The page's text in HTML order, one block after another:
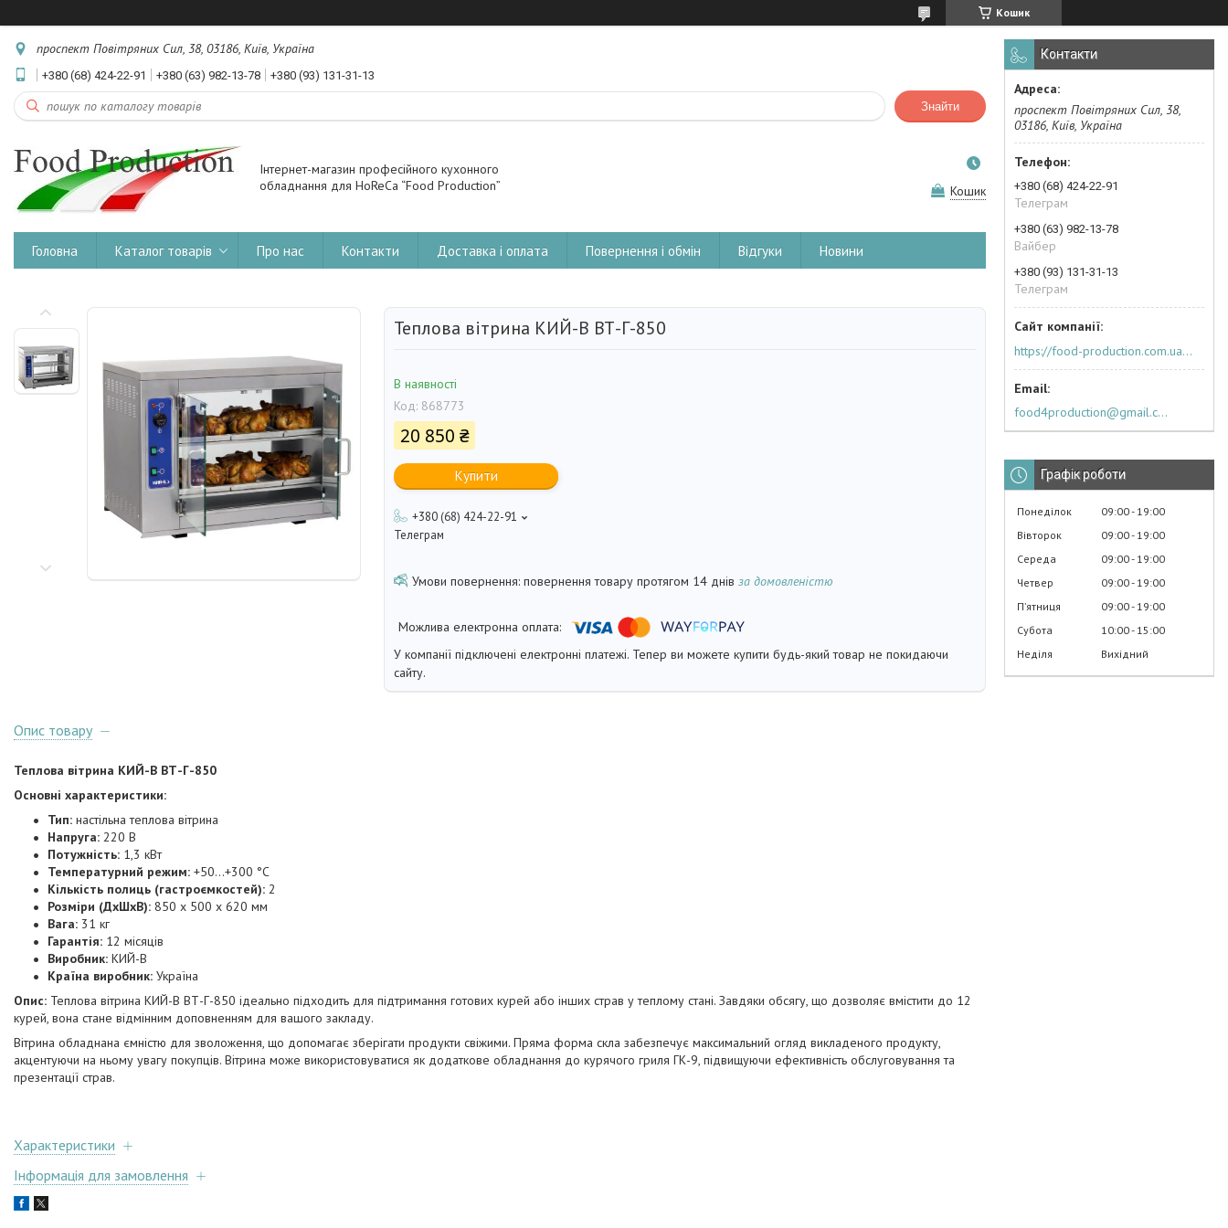
Кошик
проспект Повітряних Сил, 38, 03186, Київ, Україна
+380 (68) 424-22-91 +380 (63) 982-13-78 +380 (93) 131-31-13
Знайти
Інтернет-магазин професійного кухонного
обладнання для HoReCa “Food Production”
Кошик
Головна Каталог товарів Про нас Контакти Доставка і оплата Повернення і обмін Відгуки Новини
Теплова вітрина КИЙ-В ВТ-Г-850
В наявності
Код: 868773
20 850 ₴
Купити
+380 (68) 424-22-91
Телеграм
повернення товару протягом 14 днів за домовленістю
У компанії підключені електронні платежі. Тепер ви можете купити будь-який товар не покидаючи
сайту.
Опис товару
Теплова вітрина КИЙ-В ВТ-Г-850
Основні характеристики:
Тип: настільна теплова вітрина
Напруга: 220 В
Потужність: 1,3 кВт
Температурний режим: +50…+300 °C
Кількість полиць (гастроємкостей): 2
Розміри (ДхШхВ): 850 x 500 x 620 мм
Вага: 31 кг
Гарантія: 12 місяців
Виробник: КИЙ-В
Країна виробник: Україна
Опис: Теплова вітрина КИЙ-В ВТ-Г-850 ідеально підходить для підтримання готових курей або інших страв у теплому стані. Завдяки обсягу, що дозволяє вмістити до 12
курей, вона стане відмінним доповненням для вашого закладу.
Вітрина обладнана ємністю для зволоження, що допомагає зберігати продукти свіжими. Пряма форма скла забезпечує максимальний огляд викладеного продукту,
акцентуючи на ньому увагу покупців. Вітрина може використовуватися як додаткове обладнання до курячого гриля ГК-9, підвищуючи ефективність обслуговування та
презентації страв.
Характеристики
Інформація для замовлення
Контакти
проспект Повітряних Сил, 38,
03186, Київ, Україна
+380 (68) 424-22-91
Телеграм
+380 (63) 982-13-78
Вайбер
+380 (93) 131-31-13
Телеграм
https://food-production.com.ua/ua/
food4production@gmail.com
Графік роботи
Понеділок 09:00 19:00
Вівторок
09:00 19:00
Середа
09:00 19:00
Четвер
09:00 19:00
Пʼятниця
09:00 19:00
Субота
10:00 15:00
Неділя
Вихідний